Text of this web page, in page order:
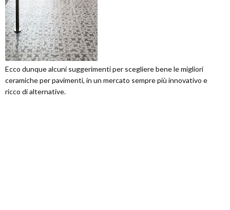
Ecco dunque alcuni suggerimenti per scegliere bene le migliori
ceramiche per pavimenti, in un mercato sempre più innovativo e
ricco di alternative.